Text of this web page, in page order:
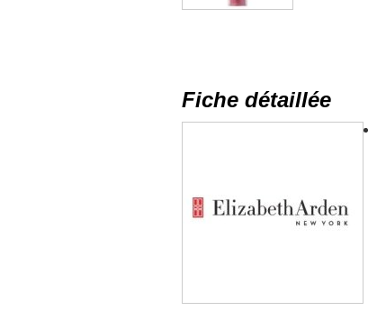
Fiche détaillée